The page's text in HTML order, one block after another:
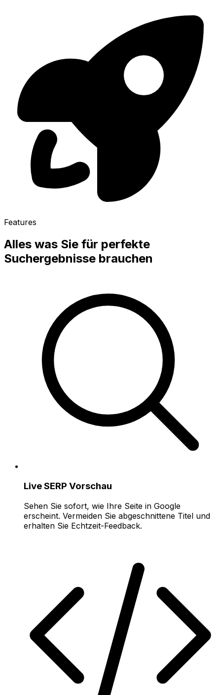
Features
Alles was Sie für perfekte
Suchergebnisse brauchen
Live SERP Vorschau
Sehen Sie sofort, wie Ihre Seite in Google
erscheint. Vermeiden Sie abgeschnittene Titel und
erhalten Sie Echtzeit-Feedback.